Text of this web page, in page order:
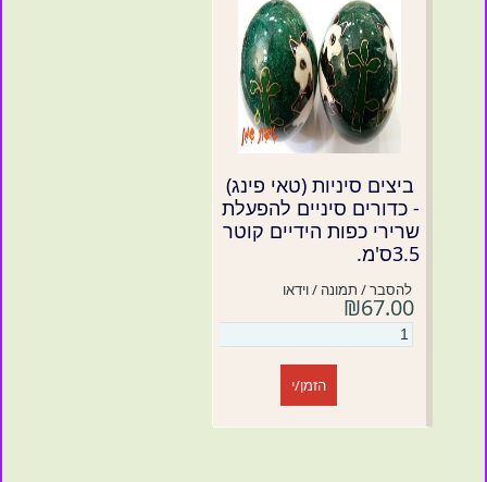
ביצים סיניות (טאי פינג)
- כדורים סיניים להפעלת
שרירי כפות הידיים קוטר
3.5ס'מ.
להסבר / תמונה / וידאו
₪67.00
הזמן/י